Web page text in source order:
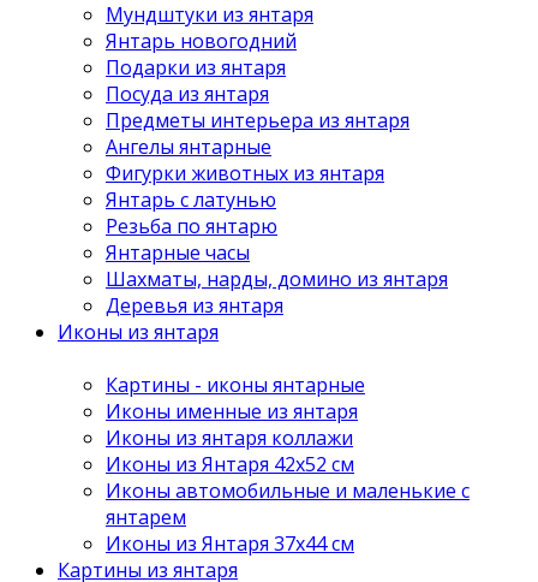
Мундштуки из янтаря
Янтарь новогодний
Подарки из янтаря
Посуда из янтаря
Предметы интерьера из янтаря
Ангелы янтарные
Фигурки животных из янтаря
Янтарь с латунью
Резьба по янтарю
Янтарные часы
Шахматы, нарды, домино из янтаря
Деревья из янтаря
Иконы из янтаря
Картины - иконы янтарные
Иконы именные из янтаря
Иконы из янтаря коллажи
Иконы из Янтаря 42х52 см
Иконы автомобильные и маленькие с
янтарем
Иконы из Янтаря 37х44 см
Картины из янтаря